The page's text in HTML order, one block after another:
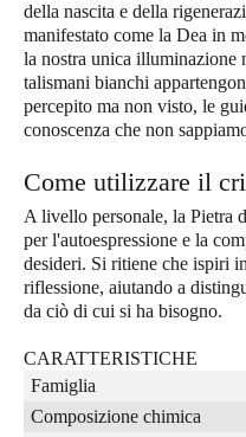
della nascita e della
manifestato come la Dea in
la nostra unica illuminazione
talismani bianchi
percepito ma non visto, le
conoscenza che non
Come utilizzare il
A livello personale, la Pietra
per l'autoespressione e la
desideri. Si ritiene che ispiri
riflessione, aiutando a
da ciò di cui si ha bisogno.
CARATTERISTICHE
Famiglia
Composizione chimica